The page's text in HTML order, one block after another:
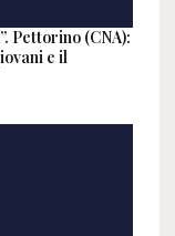
Pettorino (CNA):
e il